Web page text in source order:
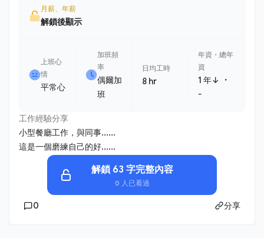
月薪、年薪
解鎖後顯示
上班心
情
平常心
加班頻
率
偶爾加
班
日均工時
8 hr
年資・總年
資
1 年↓ ・
-
工作經驗分享
小型餐廳工作，與同事......
這是一個磨練自己的好......
解鎖 63 字完整內容
0 人已看過
0 分享